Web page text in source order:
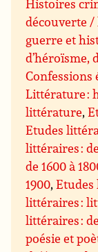
Histoires
découverte
guerre et
d’héroïsme,
Littérature :
littérature,
Etudes
littéraires :
de 1600 à
1900,Etudes
littéraires :
littéraires :
poésie et